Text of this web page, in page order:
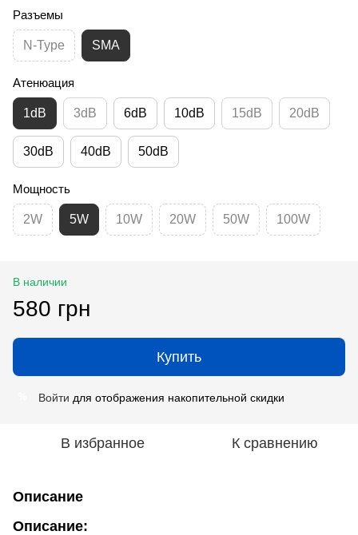
Разъемы
N-Type SMA
Атенюация
1dB 3dB 6dB 10dB 15dB 20dB
30dB 40dB 50dB
Мощность
2W 5W 10W 20W 50W 100W
В наличии
580 грн
Купить
Войти для отображения накопительной скидки
В избранное К сравнению
Описание
Описание: